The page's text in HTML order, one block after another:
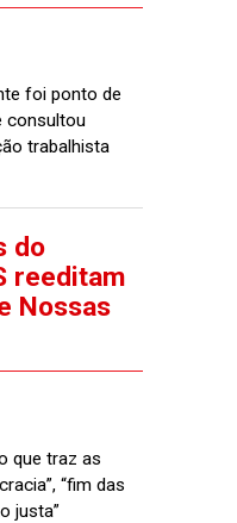
foi ponto de
consultou
trabalhista
do
reeditam
Nossas
que traz as
“fim das
justa”